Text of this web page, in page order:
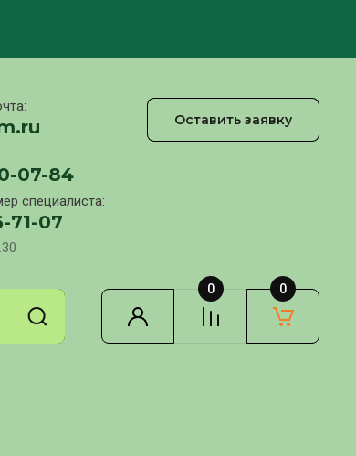
07-84
специалиста:
71-07
Оставить заявку
0 0